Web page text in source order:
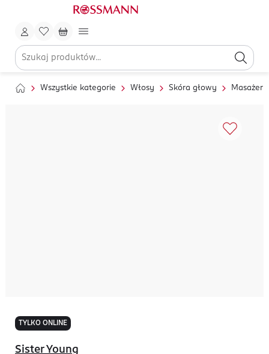
Wszystkie kategorie Włosy Skóra głowy
TYLKO ONLINE
Sister Young